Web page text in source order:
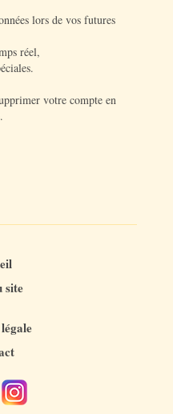
lors de vos futures
réel,
votre compte en
site